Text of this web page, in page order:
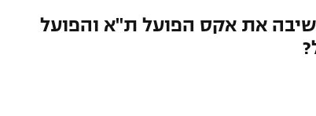
את אקס הפועל ת"א והפועל